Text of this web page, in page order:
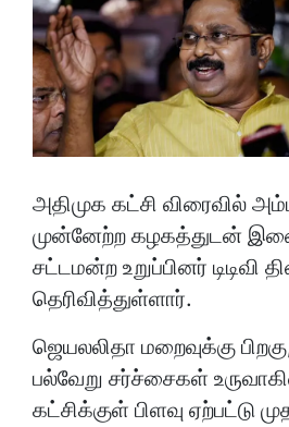
அதிமுக கட்சி விரைவில்
முன்னேற்ற கழகத்துடன்
சட்டமன்ற உறுப்பினர் டிடிவி
தெரிவித்துள்ளார்.
ஜெயலலிதா மறைவுக்கு
பல்வேறு சர்ச்சைகள்
கட்சிக்குள் பிளவு ஏற்பட்டு